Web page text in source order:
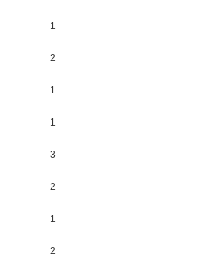
1
2
1
1
3
2
1
2